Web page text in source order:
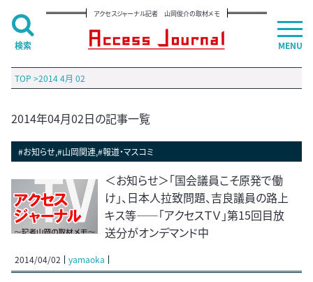
アクセスジャーナル記者 山岡俊介の取材メモ
TOP >2014 4月 02
2014年04月02日の記事一覧
#お知らせ,#山岡関連,#報道・マスコミ
＜お知らせ＞「国会議員こそ原発で働
け」、日本人拉致問題、吉良議員の路上
キス等――「アクセスＴＶ」第15回目放
送分がオンデマンド中
2014/04/02 yamaoka
MENU
検索